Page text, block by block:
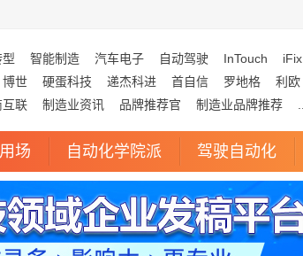
智能制造 汽车电子 自动驾驶 InTouch iFix
博世 硬蛋科技 递杰科进 首自信 罗地格 利欧
互联 制造业资讯 品牌推荐官 制造业品牌推荐
场 自动化学院派 驾驶自动化